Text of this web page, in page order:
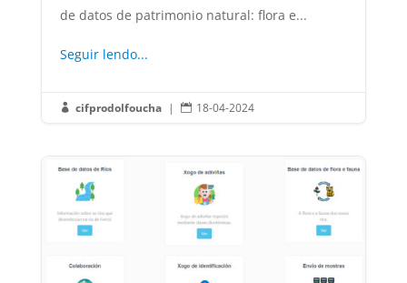
de datos de patrimonio natural: flora e...
Seguir lendo...
 cifprodolfoucha |  18-04-2024